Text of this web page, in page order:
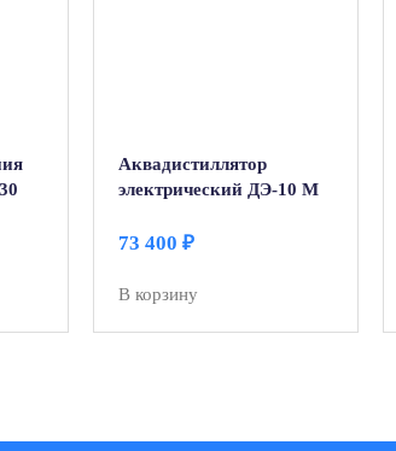
Аквадистиллятор
электрический ДЭ-10 М
73 400 ₽
В корзину